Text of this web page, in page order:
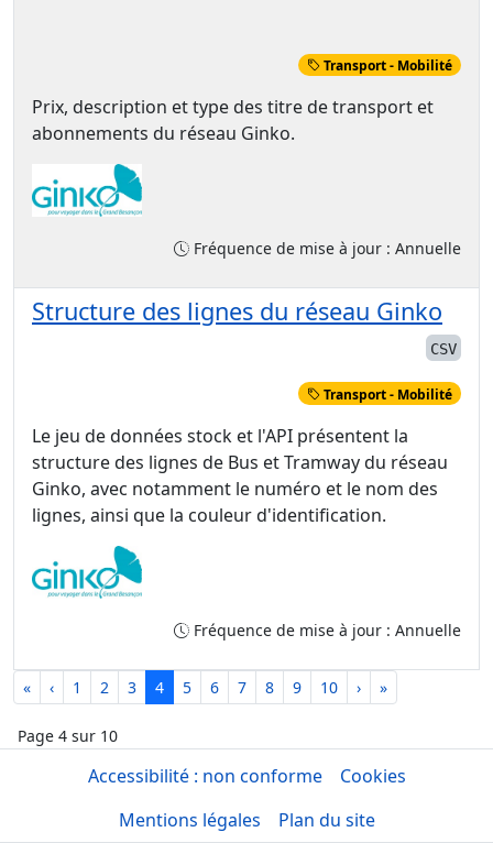
Transport - Mobilité
Prix, description et type des titre de transport et
abonnements du réseau Ginko.
Fréquence de mise à jour : Annuelle
Structure des lignes du réseau Ginko
CSV
Transport - Mobilité
Le jeu de données stock et l'API présentent la
structure des lignes de Bus et Tramway du réseau
Ginko, avec notamment le numéro et le nom des
lignes, ainsi que la couleur d'identification.
Fréquence de mise à jour : Annuelle
« ‹ 1 2 3 4 5 6 7 8 9 10 › »
Page 4 sur 10
Accessibilité : non conforme
Cookies
Mentions légales
Plan du site